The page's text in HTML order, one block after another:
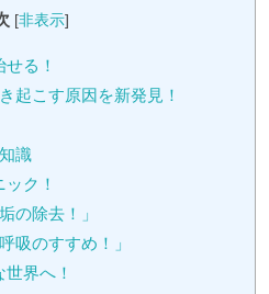
[非表示]
る！
起こす原因を新発見！
識
ク！
の除去！」
吸のすすめ！」
界へ！